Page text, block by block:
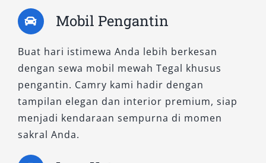
kabin yang senyap dan nyaman. Layanan rental
mobil Camry tipe ini juga tersedia dalam
untuk kebutuhan event pribadi seperti
pernikahan atau penyambutan tamu penting.
2. Camry Hybrid: Teknologi
Canggih dengan Sentuhan Elegan
Jika Anda mengutamakan efisiensi bahan
Mobil Pengantin
Buat hari istimewa Anda lebih berkesan
dengan sewa mobil mewah Tegal khusus
pengantin. Camry kami hadir dengan
tampilan elegan dan interior premium, siap
menjadi kendaraan sempurna di momen
sakral Anda.